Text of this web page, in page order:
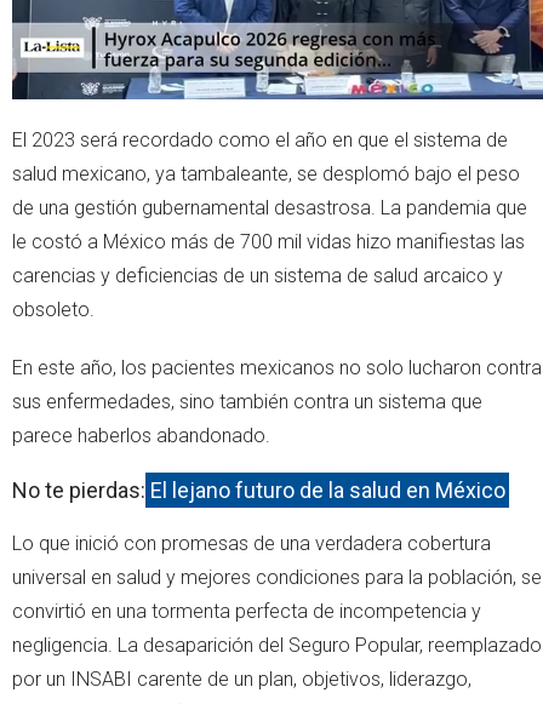
El 2023 será recordado como el año en que el sistema de
salud mexicano, ya tambaleante, se desplomó bajo el peso
de una gestión gubernamental desastrosa. La pandemia que
le costó a México más de 700 mil vidas hizo manifiestas las
carencias y deficiencias de un sistema de salud arcaico y
obsoleto.
En este año, los pacientes mexicanos no solo lucharon contra
sus enfermedades, sino también contra un sistema que
parece haberlos abandonado.
No te pierdas: El lejano futuro de la salud en México
Lo que inició con promesas de una verdadera cobertura
universal en salud y mejores condiciones para la población, se
convirtió en una tormenta perfecta de incompetencia y
negligencia. La desaparición del Seguro Popular, reemplazado
por un INSABI carente de un plan, objetivos, liderazgo,